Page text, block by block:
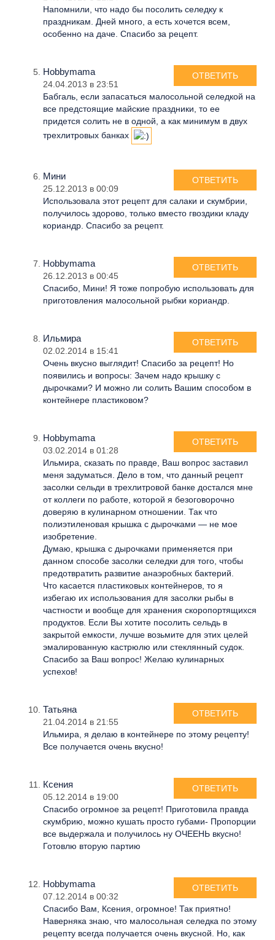
Напомнили, что надо бы посолить селедку к
праздникам. Дней много, а есть хочется всем,
особенно на даче. Спасибо за рецепт.
Hobbymama
24.04.2013 в 23:51
Бабгаль, если запасаться малосольной селедкой на
все предстоящие майские праздники, то ее
придется солить не в одной, а как минимум в двух
трехлитровых банках
ОТВЕТИТЬ
Мини
25.12.2013 в 00:09
Использовала этот рецепт для салаки и скумбрии,
получилось здорово, только вместо гвоздики кладу
кориандр. Спасибо за рецепт.
ОТВЕТИТЬ
Hobbymama
26.12.2013 в 00:45
Спасибо, Мини! Я тоже попробую использовать для
приготовления малосольной рыбки кориандр.
ОТВЕТИТЬ
Ильмира
02.02.2014 в 15:41
Очень вкусно выглядит! Спасибо за рецепт! Но
появились и вопросы: Зачем надо крышку с
дырочками? И можно ли солить Вашим способом в
контейнере пластиковом?
ОТВЕТИТЬ
Hobbymama
03.02.2014 в 01:28
Ильмира, сказать по правде, Ваш вопрос заставил
меня задуматься. Дело в том, что данный рецепт
засолки сельди в трехлитровой банке достался мне
от коллеги по работе, которой я безоговорочно
доверяю в кулинарном отношении. Так что
полиэтиленовая крышка с дырочками — не мое
изобретение.
Думаю, крышка с дырочками применяется при
данном способе засолки селедки для того, чтобы
предотвратить развитие анаэробных бактерий.
Что касается пластиковых контейнеров, то я
избегаю их использования для засолки рыбы в
частности и вообще для хранения скоропортящихся
продуктов. Если Вы хотите посолить сельдь в
закрытой емкости, лучше возьмите для этих целей
эмалированную кастрюлю или стеклянный судок.
Спасибо за Ваш вопрос! Желаю кулинарных
успехов!
ОТВЕТИТЬ
Татьяна
21.04.2014 в 21:55
Ильмира, я делаю в контейнере по этому рецепту!
Все получается очень вкусно!
ОТВЕТИТЬ
Ксения
05.12.2014 в 19:00
Спасибо огромное за рецепт! Приготовила правда
скумбрию, можно кушать просто губами- Пропорции
все выдержала и получилось ну ОЧЕЕНЬ вкусно!
Готовлю вторую партию
ОТВЕТИТЬ
Hobbymama
07.12.2014 в 00:32
Спасибо Вам, Ксения, огромное! Так приятно!
Наверняка знаю, что малосольная селедка по этому
рецепту всегда получается очень вкусной. Но, как
ОТВЕТИТЬ